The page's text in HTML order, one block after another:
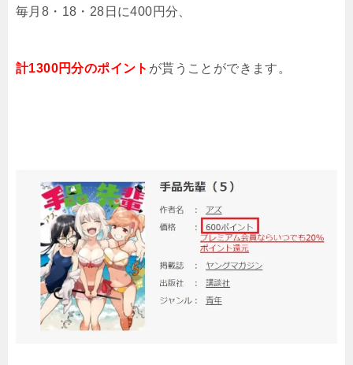
毎月8・18・28日に400円分、
計1300円分のポイント が貰うことができます。